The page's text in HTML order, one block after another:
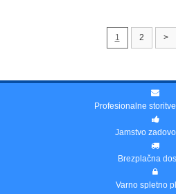
1 2 >
Profesionalne
Jamstvo
Brezplačna
Varno spletno